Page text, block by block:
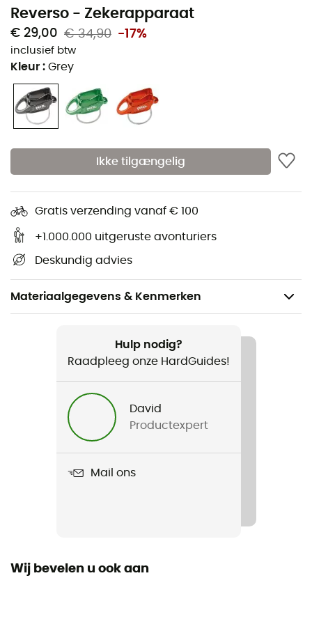
Reverso - Zekerapparaat
€ 29,00 € 34,90 -17%
inclusief btw
Kleur : Grey
Ikke tilgængelig
Gratis verzending vanaf € 100
+1.000.000 uitgeruste avonturiers
Deskundig advies
Materiaalgegevens & Kenmerken
Klimmen / Multipitch klimmen / Sportklimmen /
Bergbeklimmen / Indoor klimmen
3 jaar
Hulp nodig?
Raadpleeg onze HardGuides!
David
Productexpert
Mail ons
Wij bevelen u ook aan